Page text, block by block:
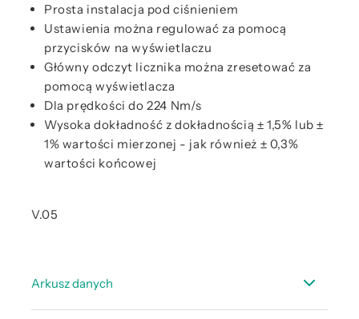
Prosta instalacja pod ciśnieniem
Ustawienia można regulować za pomocą
przycisków na wyświetlaczu
Główny odczyt licznika można zresetować za
pomocą wyświetlacza
Dla prędkości do 224 Nm/s
Wysoka dokładność z dokładnością ± 1,5% lub ±
1% wartości mierzonej - jak również ± 0,3%
wartości końcowej
V.05
Arkusz danych